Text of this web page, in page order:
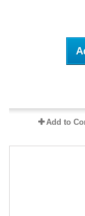
Add to